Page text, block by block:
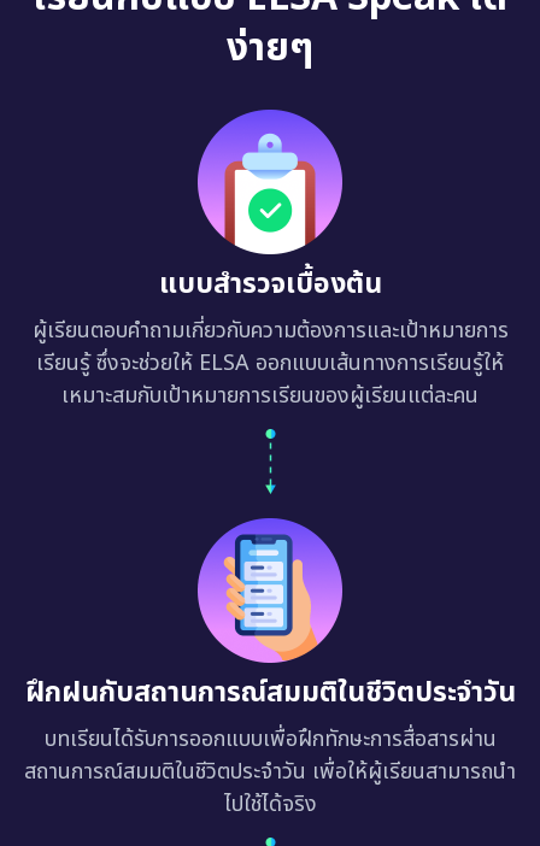
ง่ายๆ
แบบสำรวจเบื้องต้น
ผู้เรียนตอบคำถามเกี่ยวกับความต้องการและเป้าหมายการ
เรียนรู้ ซึ่งจะช่วยให้ ELSA ออกแบบเส้นทางการเรียนรู้ให้
เหมาะสมกับเป้าหมายการเรียนของผู้เรียนแต่ละคน
ฝึกฝนกับสถานการณ์สมมติในชีวิตประจำวัน
บทเรียนได้รับการออกแบบเพื่อฝึกทักษะการสื่อสารผ่าน
สถานการณ์สมมติในชีวิตประจำวัน เพื่อให้ผู้เรียนสามารถนำ
ไปใช้ได้จริง